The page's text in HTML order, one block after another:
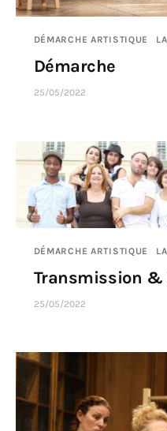
La Compagnie
DÉMARCHE ARTISTIQUE
Démarche
25/05/2022
DÉMARCHE ARTISTIQUE
Transmission &
25/05/2022